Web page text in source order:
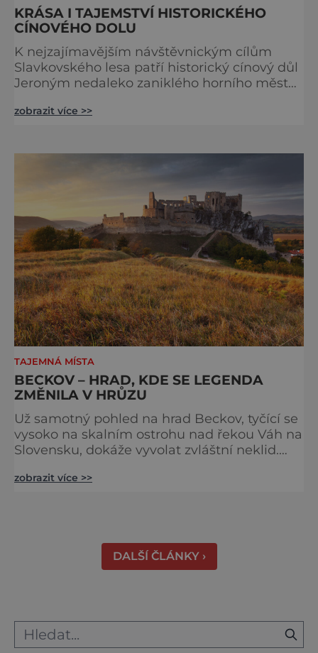
KRÁSA I TAJEMSTVÍ HISTORICKÉHO
CÍNOVÉHO DOLU
K nejzajímavějším návštěvnickým cílům
Slavkovského lesa patří historický cínový důl
Jeroným nedaleko zaniklého horního města
středověku. Národní kulturní památka je
poměrně konkrétní představu o namáhavé
ids="91631,91630,91632,91633,91634,91635,9
zobrazit více >>
TAJEMNÁ MÍSTA
BECKOV – HRAD, KDE SE LEGENDA
ZMĚNILA V HRŮZU
Už samotný pohled na hrad Beckov, tyčící se
vysoko na skalním ostrohu nad řekou Váh na
Slovensku, dokáže vyvolat zvláštní neklid.
výhled do krajiny, se staly i svědky tragédie –
zrnko pravdy. Většina z nich vypráví o t
zobrazit více >>
DALŠÍ ČLÁNKY ›